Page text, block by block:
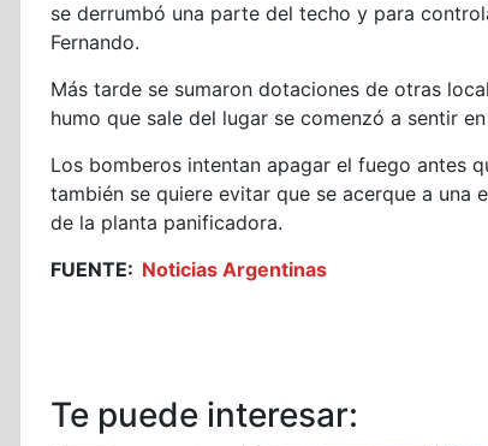
se derrumbó una parte del techo y para
Fernando.
Más tarde se sumaron dotaciones de otras
humo que sale del lugar se comenzó a sentir
Los bomberos intentan apagar el fuego antes
también se quiere evitar que se acerque a una
de la planta panificadora.
FUENTE: Noticias Argentinas
Te puede interesar: